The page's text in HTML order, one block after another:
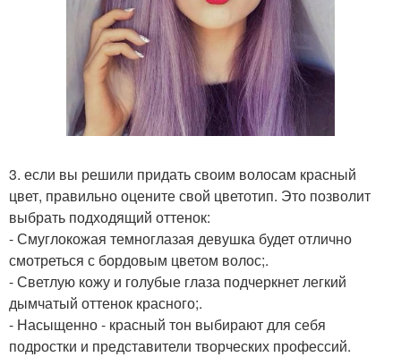
3. если вы решили придать своим волосам красный
цвет, правильно оцените свой цветотип. Это позволит
выбрать подходящий оттенок:
- Смуглокожая темноглазая девушка будет отлично
смотреться с бордовым цветом волос;.
- Светлую кожу и голубые глаза подчеркнет легкий
дымчатый оттенок красного;.
- Насыщенно - красный тон выбирают для себя
подростки и представители творческих профессий.